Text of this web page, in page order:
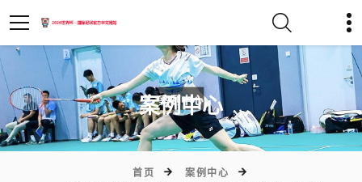
)
案例中心
首页
案例中心